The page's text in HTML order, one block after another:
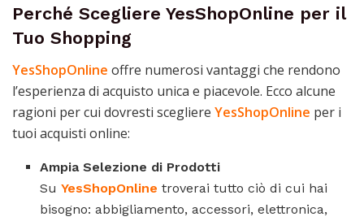
Perché Scegliere YesShopOnline per il
Tuo Shopping
YesShopOnline offre numerosi vantaggi che rendono
l’esperienza di acquisto unica e piacevole. Ecco alcune
ragioni per cui dovresti scegliere YesShopOnline per i
tuoi acquisti online:
Ampia Selezione di Prodotti
SuYesShopOnline troverai tutto ciò di cui hai
bisogno: abbigliamento, accessori, elettronica,